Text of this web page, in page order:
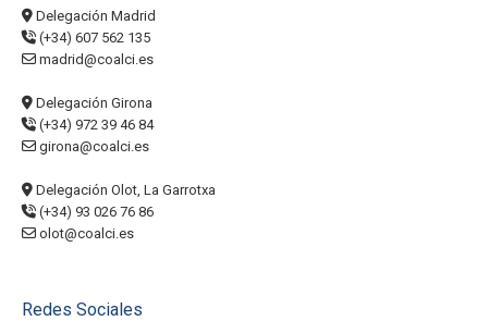
Delegación Madrid
(+34) 607 562 135
madrid@coalci.es
Delegación Girona
(+34) 972 39 46 84
girona@coalci.es
Delegación Olot, La Garrotxa
(+34) 93 026 76 86
olot@coalci.es
Redes Sociales